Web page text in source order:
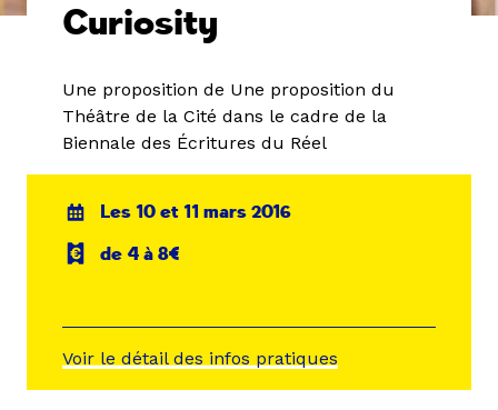
Curiosity
Une proposition de Une proposition du
Théâtre de la Cité dans le cadre de la
Biennale des Écritures du Réel
Les 10 et 11 mars 2016
de 4 à 8€
Voir le détail des infos pratiques